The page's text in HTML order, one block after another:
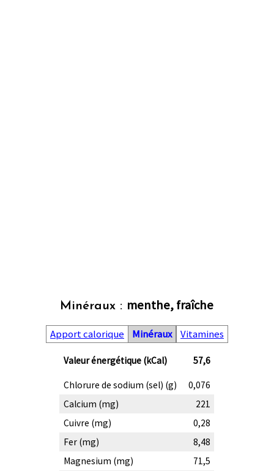
Minéraux : menthe, fraîche
Apport calorique Minéraux Vitamines
Valeur énergétique (kCal) 57,6
Chlorure de sodium (sel) (g)
0,076
Calcium (mg)
221
Cuivre (mg)
0,28
Fer (mg)
8,48
Magnesium (mg)
71,5